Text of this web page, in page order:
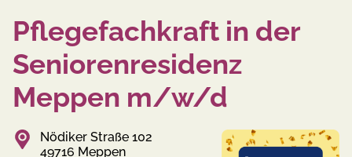
Pflegefachkraft in der
Seniorenresidenz
Meppen m/w/d
Nödiker Straße 102
49716 Meppen